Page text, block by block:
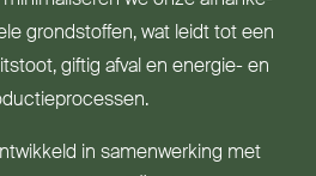
grond­stoffen, wat leidt tot een
giftig afval en energie- en
in samen­werking met